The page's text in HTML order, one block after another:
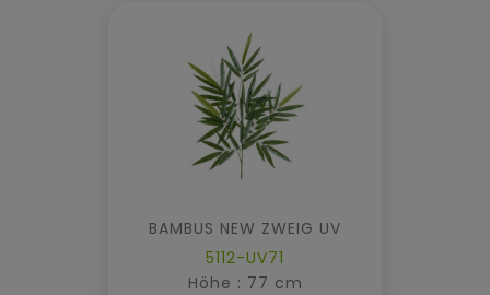
BAMBUS NEW ZWEIG UV
5112-UV71
Höhe : 77 cm